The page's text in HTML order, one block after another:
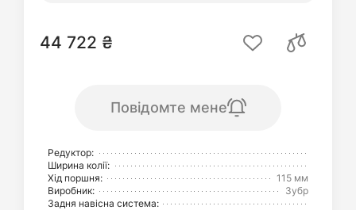
44 722 ₴
Повідомте мене
Редуктор:
Ширина колії:
Хід поршня:
115 мм
Виробник:
Зубр
Задня навісна система: